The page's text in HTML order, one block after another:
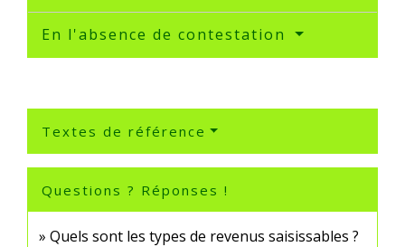
En l'absence de contestation
Textes de référence
Questions ? Réponses !
Quels sont les types de revenus saisissables ?